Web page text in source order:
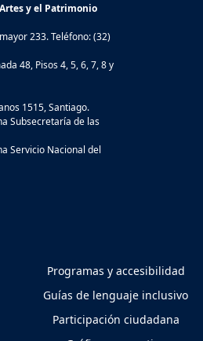
y el Patrimonio
233. Teléfono: (32)
48, Pisos 4, 5, 6, 7, 8 y
1515, Santiago.
Subsecretaría de las
Servicio Nacional del
Programas y accesibilidad
Guías de lenguaje inclusivo
Participación ciudadana